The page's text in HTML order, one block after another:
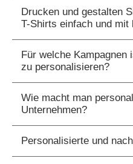
Drucken und gestalten
T-Shirts einfach und mit
Für welche
zu personalisieren?
Wie macht man
Unternehmen?
Personalisierte und